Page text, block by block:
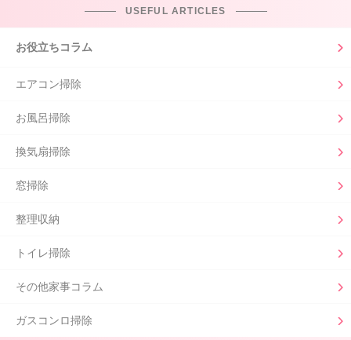
USEFUL ARTICLES
お役立ちコラム
エアコン掃除
お風呂掃除
換気扇掃除
窓掃除
整理収納
トイレ掃除
その他家事コラム
ガスコンロ掃除